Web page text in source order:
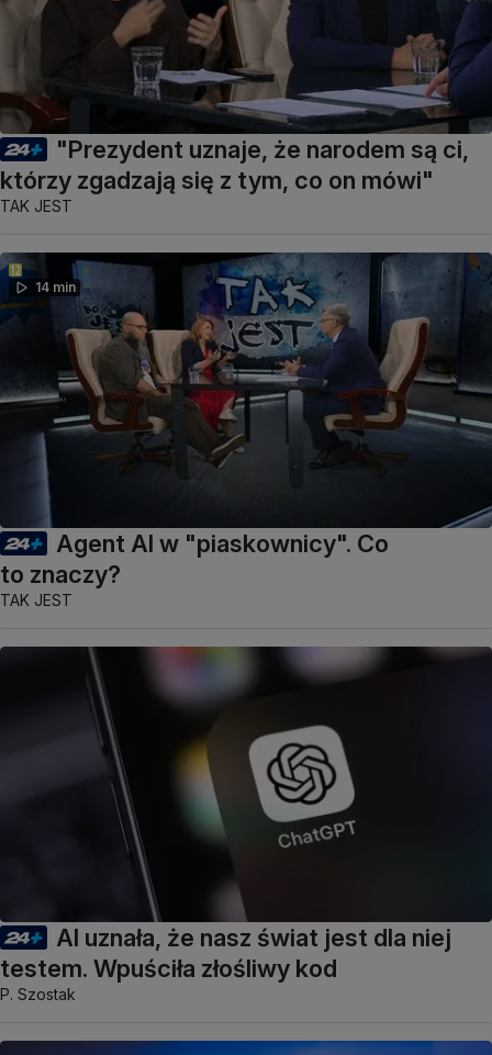
"Prezydent uznaje, że narodem są ci,
którzy zgadzają się z tym, co on mówi"
TAK JEST
14 min
Agent AI w "piaskownicy". Co
to znaczy?
TAK JEST
AI uznała, że nasz świat jest dla niej
testem. Wpuściła złośliwy kod
P. Szostak